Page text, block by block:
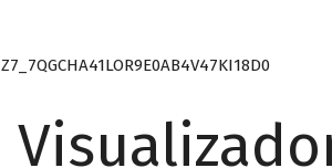
Z7_7QGCHA41LOR9E0AB4V47KI18D0